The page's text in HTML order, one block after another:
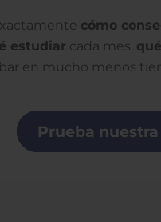
cómo
estudiar cada mes,
en mucho menos
Prueba